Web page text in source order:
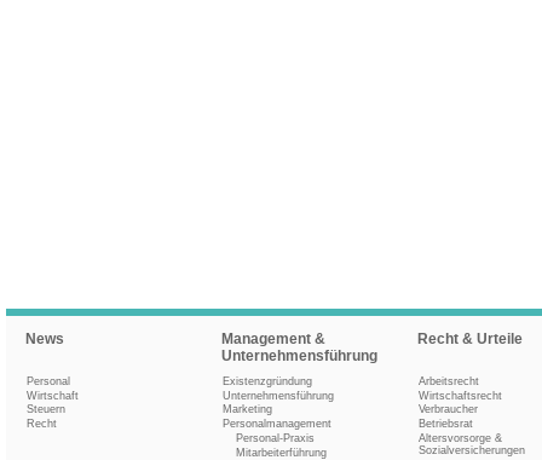
News
Personal
Wirtschaft
Steuern
Recht
Management &
Unternehmensführung
Existenzgründung
Unternehmensführung
Marketing
Personalmanagement
Personal-Praxis
Mitarbeiterführung
Recht & Urteile
Arbeitsrecht
Wirtschaftsrecht
Verbraucher
Betriebsrat
Altersvorsorge &
Sozialversicherungen